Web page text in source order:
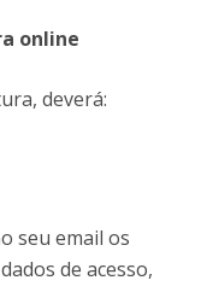
online
deverá:
seu email os
de acesso,